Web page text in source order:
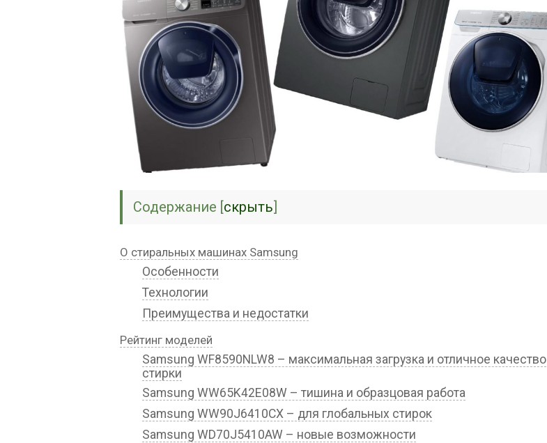
Содержание [скрыть]
О стиральных машинах Samsung
Особенности
Технологии
Преимущества и недостатки
Рейтинг моделей
Samsung WF8590NLW8 – максимальная загрузка и отличное качество
стирки
Samsung WW65K42E08W – тишина и образцовая работа
Samsung WW90J6410CX – для глобальных стирок
Samsung WD70J5410AW – новые возможности